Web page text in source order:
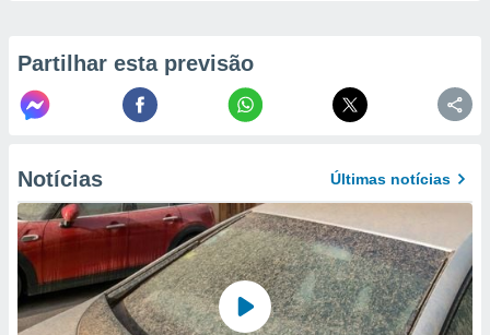
ou
fontes,
melhorar
através
Partilhar esta previsão
Notícias Últimas notícias